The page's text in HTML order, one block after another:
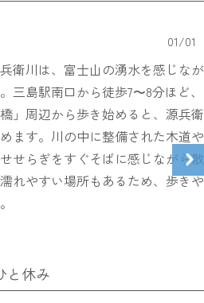
01/01
衛川は、富士山の湧水を感じなが
三島駅南口から徒歩7〜8分ほど、
」周辺から歩き始めると、源兵衛
ます。川の中に整備された木道や
せらぎをすぐそばに感じながら散
れやすい場所もあるため、歩きや
と休み